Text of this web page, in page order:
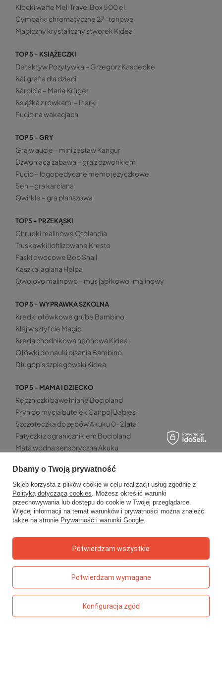
Klocki wafle Meli Travel Box 500 el.
Cymbałki chromatyczne 27-tonowe
Magiczny krystaliczny stworek Kidea
TOP 5 - KSIĄŻECZKI
Detektyw Pozytywka – Grzegorz Kasdepke
Kaligrafia dla dzieci
Karolcia – Maria Krüger
Książka z rowkami – literki
Pucio na wakacjach
TOP 5 - GRY
Gra w aucie – mini zestaw Kangur
Dzwoniąca zabawa – gra z dzwonkiem
Pucio – logopedyczne memo języczkowe
Sen – gra karciana
Qwirkle – gra planszowa
TOP5 - PRZEKĄSKI
Chrupki malinowe Otolandia
Truskawki liofilizowane Kresto
Paski owocowe Bob Snail
Kaszka jaglana Helpa
Owolovo malinowo – mus jabłkowo-malinowy
TOP 5 - WYPRAWKA SZKOLNA
Kredki ołówkowe grube Bambino
Klej w sztyfcie Magic
Kreda chodnikowa neonowa Kidea
Ołówki do nauki pisania Bambino
Długopis szpiegowski Kidea
TOP 5 - MAMA I DZIECKO
Ręczniczki bawełniane Bocioland
Płyn do mycia butelek Canpol Babies
Szczoteczka do zębów Akuku 0-2 lata
Patyczki z ogranicznikiem Bocioland
Mata wodna sensoryczna Akuku
Zamówienia
Status zamówienia
Chcę zareklamować produkt
Chcę zwrócić produkt
Chcę wymienić towar
Kontakt
Dbamy o Twoją prywatność
Sklep korzysta z plików cookie w celu realizacji usług zgodnie z
Polityką dotyczącą cookies. Możesz określić warunki
przechowywania lub dostępu do cookie w Twojej przeglądarce.
Więcej informacji na temat warunków i prywatności można znaleźć
także na stronie Prywatność i warunki Google.
Potwierdzam wymagane
Konfiguracja zgód
Potwierdzam wszystkie